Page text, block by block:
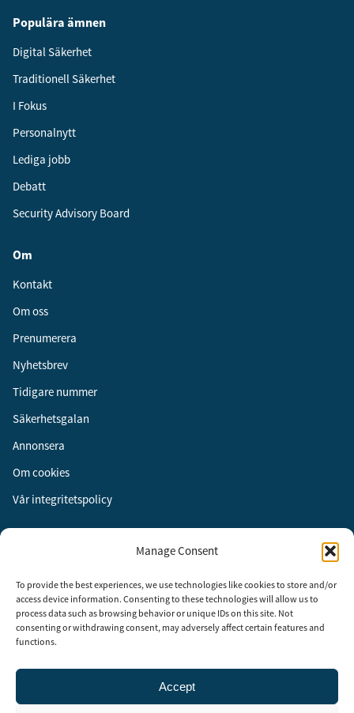
Manage Consent
To provide the best experiences, we use technologies like cookies to store and/or
access device information. Consenting to these technologies will allow us to
process data such as browsing behavior or unique IDs on this site. Not
consenting or withdrawing consent, may adversely affect certain features and
functions.
Accept
Populära ämnen
Digital Säkerhet
Traditionell Säkerhet
I Fokus
Personalnytt
Lediga jobb
Debatt
Security Advisory Board
Om
Kontakt
Om oss
Prenumerera
Nyhetsbrev
Tidigare nummer
Säkerhetsgalan
Annonsera
Om cookies
Vår integritetspolicy
Instagram
LinkedIn